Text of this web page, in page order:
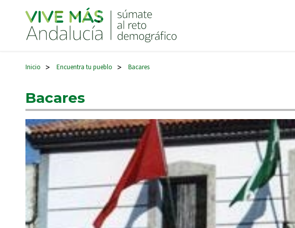
Navegación principal
Inicio > Encuentra tu pueblo > Bacares
Bacares